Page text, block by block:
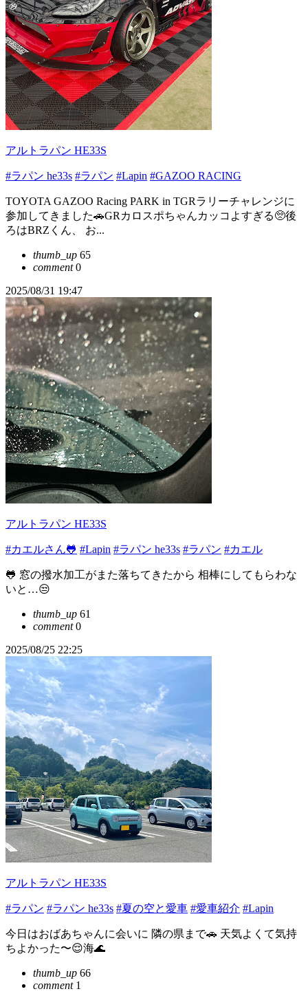
アルトラパン HE33S
#ラパン he33s #ラパン #Lapin #GAZOO RACING
TOYOTA GAZOO Racing PARK in TGRラリーチャレンジに
参加してきました🚗GRカロスポちゃんカッコよすぎる🥺後
ろはBRZくん、 お...
thumb_up 65
comment0
2025/08/31 19:47
アルトラパン HE33S
#カエルさん🐸 #Lapin #ラパン he33s #ラパン #カエル
🐸 窓の撥水加工がまた落ちてきたから 相棒にしてもらわな
いと…😒
thumb_up 61
comment0
2025/08/25 22:25
アルトラパン HE33S
#ラパン #ラパン he33s #夏の空と愛車 #愛車紹介 #Lapin
今日はおばあちゃんに会いに 隣の県まで🚗 天気よくて気持
ちよかった〜😌海🌊
thumb_up 66
comment1